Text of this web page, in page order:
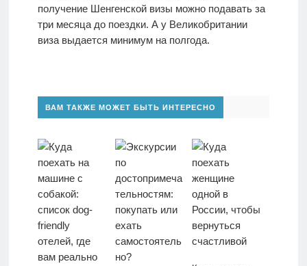
получение Шенгенской визы можно подавать за
три месяца до поездки. А у Великобритании
виза выдается минимум на полгода.
ВАМ ТАКЖЕ МОЖЕТ БЫТЬ ИНТЕРЕСНО